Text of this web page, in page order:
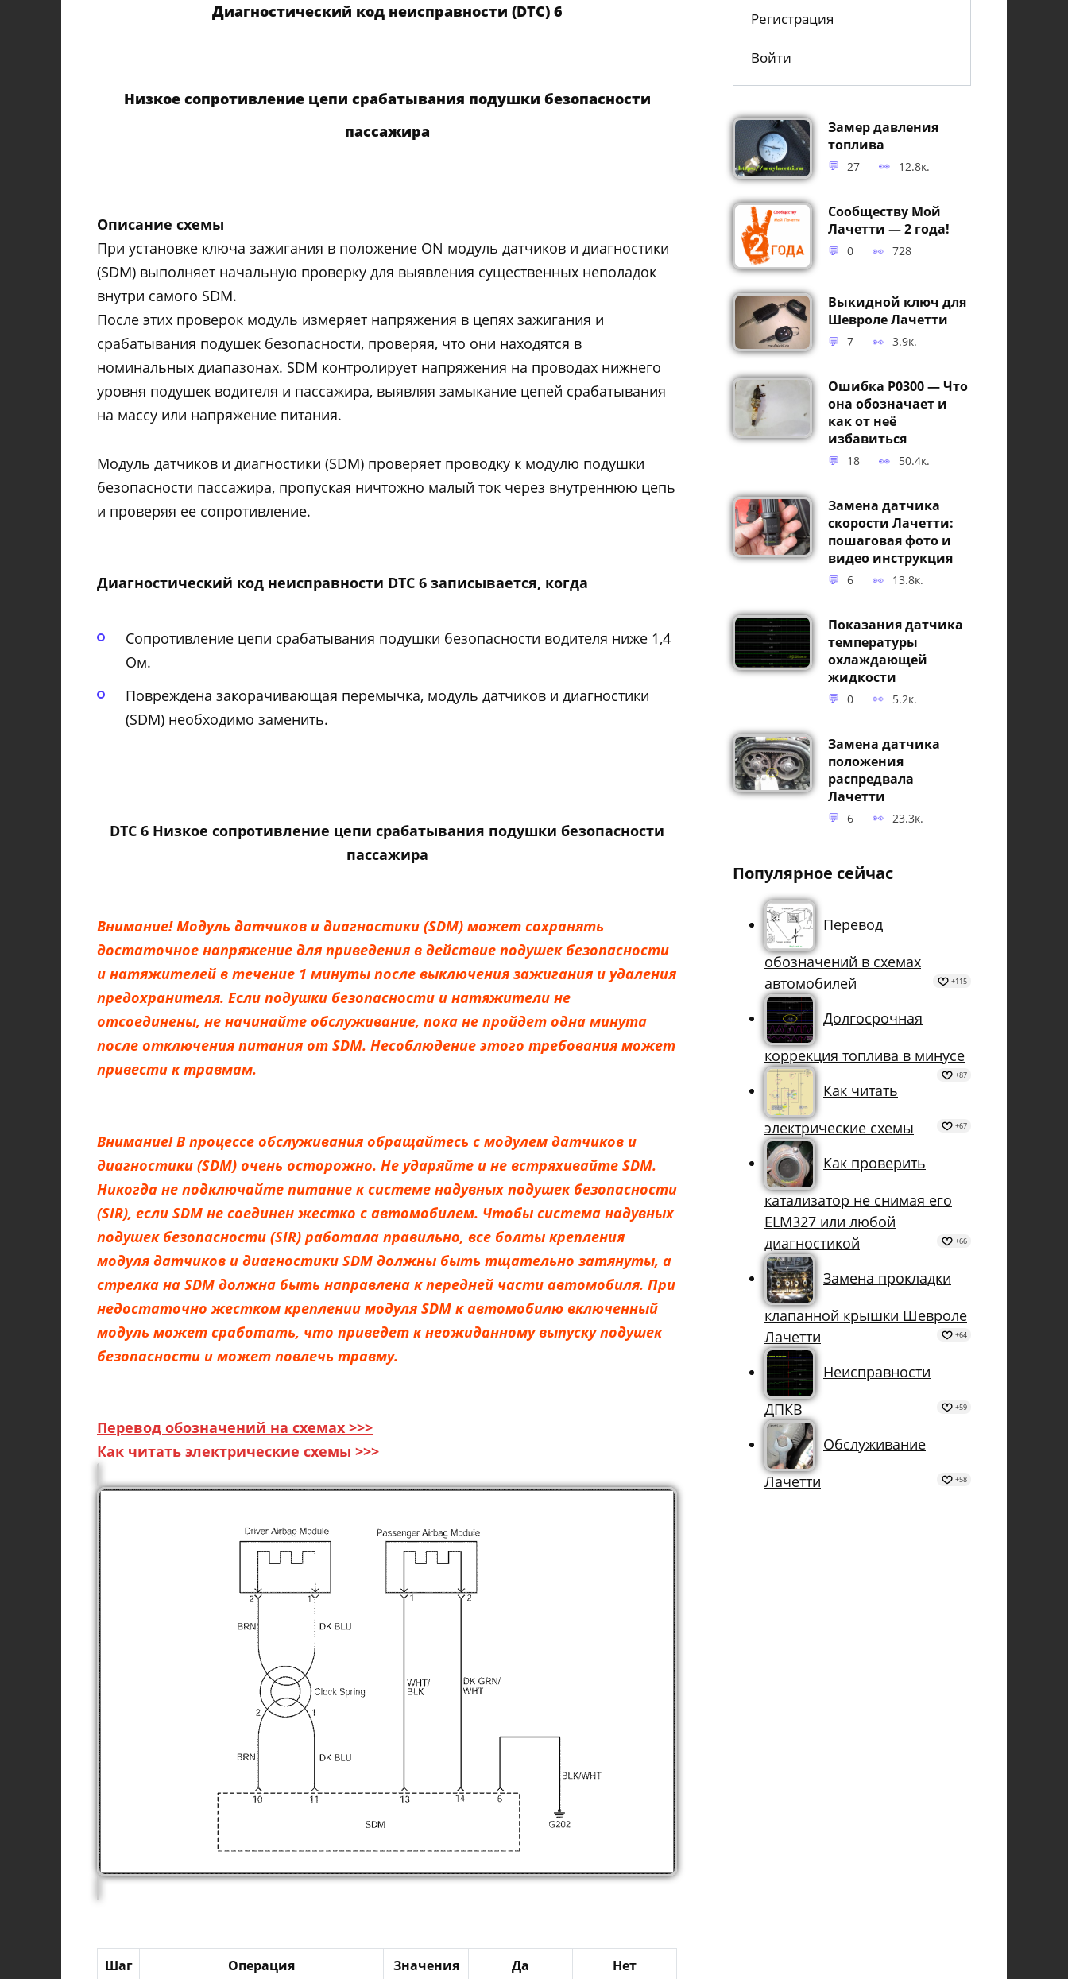
Диагностический код неисправности (DTC) 6
Низкое сопротивление цепи срабатывания подушки безопасности
пассажира
Описание схемы
При установке ключа зажигания в положение ON модуль датчиков и диагностики
(SDM) выполняет начальную проверку для выявления существенных неполадок
внутри самого SDM.
После этих проверок модуль измеряет напряжения в цепях зажигания и
срабатывания подушек безопасности, проверяя, что они находятся в
номинальных диапазонах. SDM контролирует напряжения на проводах нижнего
уровня подушек водителя и пассажира, выявляя замыкание цепей срабатывания
на массу или напряжение питания.
Модуль датчиков и диагностики (SDM) проверяет проводку к модулю подушки
безопасности пассажира, пропуская ничтожно малый ток через внутреннюю цепь
и проверяя ее сопротивление.
Диагностический код неисправности DTC 6 записывается, когда
Сопротивление цепи срабатывания подушки безопасности водителя ниже 1,4
Ом.
Повреждена закорачивающая перемычка, модуль датчиков и диагностики
(SDM) необходимо заменить.
DTC 6 Низкое сопротивление цепи срабатывания подушки безопасности
пассажира
Внимание! Модуль датчиков и диагностики (SDM) может сохранять
достаточное напряжение для приведения в действие подушек безопасности
и натяжителей в течение 1 минуты после выключения зажигания и удаления
предохранителя. Если подушки безопасности и натяжители не
отсоединены, не начинайте обслуживание, пока не пройдет одна минута
после отключения питания от SDM. Несоблюдение этого требования может
привести к травмам.
Внимание! В процессе обслуживания обращайтесь с модулем датчиков и
диагностики (SDM) очень осторожно. Не ударяйте и не встряхивайте SDM.
Никогда не подключайте питание к системе надувных подушек безопасности
(SIR), если SDM не соединен жестко с автомобилем. Чтобы система надувных
подушек безопасности (SIR) работала правильно, все болты крепления
модуля датчиков и диагностики SDM должны быть тщательно затянуты, а
стрелка на SDM должна быть направлена к передней части автомобиля. При
недостаточно жестком креплении модуля SDM к автомобилю включенный
модуль может сработать, что приведет к неожиданному выпуску подушек
безопасности и может повлечь травму.
Перевод обозначений на схемах >>>
Как читать электрические схемы >>>
Шаг Операция Значения Да Нет
Регистрация
Войти
Замер давления
топлива
27 12.8к.
Сообществу Мой
Лачетти — 2 года!
0 728
Выкидной ключ для
Шевроле Лачетти
7 3.9к.
Ошибка Р0300 — Что
она обозначает и
как от неё
избавиться
18 50.4к.
Замена датчика
скорости Лачетти:
пошаговая фото и
видео инструкция
6 13.8к.
Показания датчика
температуры
охлаждающей
жидкости
0 5.2к.
Замена датчика
положения
распредвала
Лачетти
6 23.3к.
Популярное сейчас
Перевод
обозначений в схемах
автомобилей
+115
Долгосрочная
коррекция топлива в минусе
+87
Как читать
электрические схемы
+67
Как проверить
катализатор не снимая его
ELM327 или любой
диагностикой
+66
Замена прокладки
клапанной крышки Шевроле
Лачетти
+64
Неисправности
ДПКВ
+59
Обслуживание
Лачетти
+58